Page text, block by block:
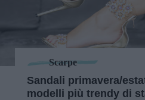
Scarpe
Sandali primavera/
modelli più trendy di